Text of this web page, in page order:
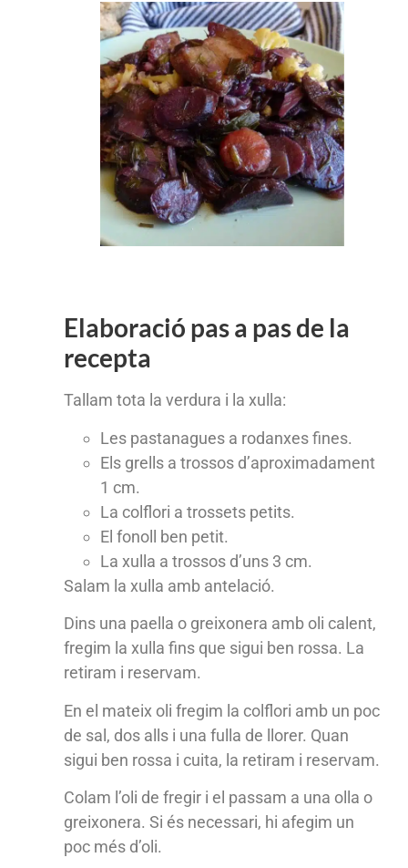
Elaboració pas a pas de la
recepta
Tallam tota la verdura i la xulla:
Les pastanagues a rodanxes fines.
Els grells a trossos d’aproximadament
1 cm.
La colflori a trossets petits.
El fonoll ben petit.
La xulla a trossos d’uns 3 cm.
Salam la xulla amb antelació.
Dins una paella o greixonera amb oli calent,
fregim la xulla fins que sigui ben rossa. La
retiram i reservam.
En el mateix oli fregim la colflori amb un poc
de sal, dos alls i una fulla de llorer. Quan
sigui ben rossa i cuita, la retiram i reservam.
Colam l’oli de fregir i el passam a una olla o
greixonera. Si és necessari, hi afegim un
poc més d’oli.